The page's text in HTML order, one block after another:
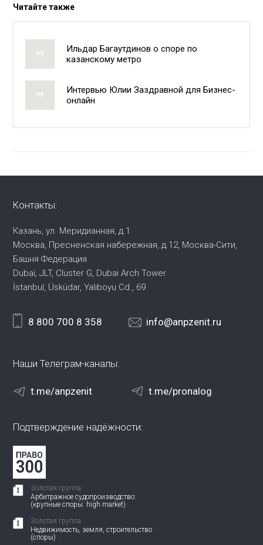
Читайте также
Ильдар Багаутдинов о споре по
казанскому метро
Интервью Юлии Заздравной для Бизнес-
онлайн
Контакты:
Казань, ул. Меридианная, д.1
Москва, Пресненская набережная, д.12, Москва-Сити,
Башня Федерация
Dubai, JLT, Cluster G, Dubai Arch Tower
İstanbul, Üsküdar, Yalıboyu Cd., 69
8 800 700 8 358 info@anpzenit.ru
Наши Телеграм-каналы:
t.me/anpzenit t.me/pronalog
Подтверждение надёжности:
Золотая группа
Арбитражное судопроизводство:
(крупные споры: high market)
Золотая группа
Недвижимость, земля, строительство
(споры)